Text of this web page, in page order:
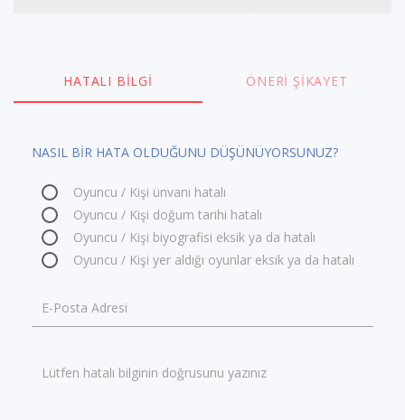
HATALI BILGI ÖNERI ŞIKAYET
NASIL BİR HATA OLDUĞUNU DÜŞÜNÜYORSUNUZ?
Oyuncu / Kişi ünvanı hatalı
Oyuncu / Kişi doğum tarihi hatalı
Oyuncu / Kişi biyografisi eksik ya da hatalı
Oyuncu / Kişi yer aldığı oyunlar eksik ya da hatalı
E-Posta Adresi
Lütfen hatalı bilginin doğrusunu yazınız